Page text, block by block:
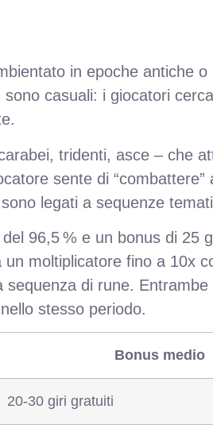
in epoche antiche o
casuali: i giocatori
tridenti, asce – che
sente di “combattere”
legati a sequenze
96,5 % e un bonus di 25
un moltiplicatore fino a 10x
sequenza di rune.
stesso periodo.
Bonus medio
20‑30 giri gratuiti